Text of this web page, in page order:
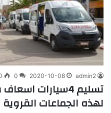
admin2
2020-10-08
0
لهذه الجماعات القروية